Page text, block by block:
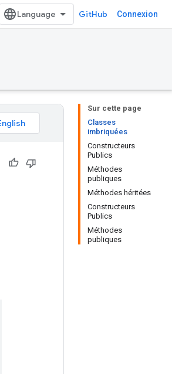
GitHub Connexion
Sur cette page
Classes
imbriquées
Constructeurs
Publics
Méthodes
publiques
Méthodes héritées
Constructeurs
Publics
Méthodes
publiques